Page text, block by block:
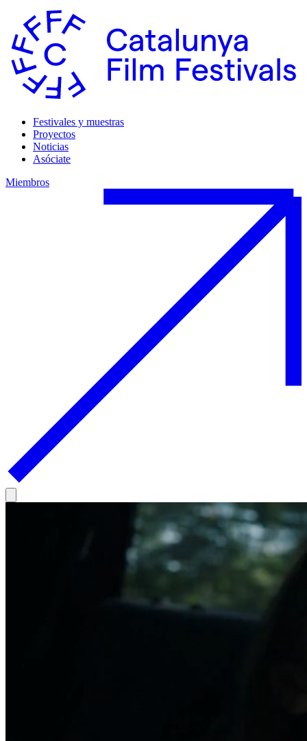
Festivales y muestras
Proyectos
Noticias
Asóciate
Miembros